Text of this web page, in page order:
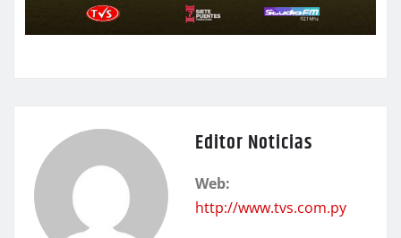
Editor Noticias
Web:
http://www.tvs.com.py